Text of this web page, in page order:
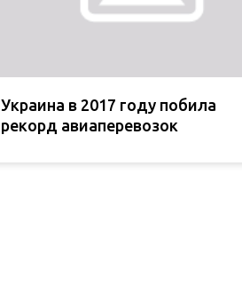
Украина в 2017 году побила
рекорд авиаперевозок